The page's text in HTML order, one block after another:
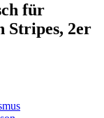
für
Stripes, 2er